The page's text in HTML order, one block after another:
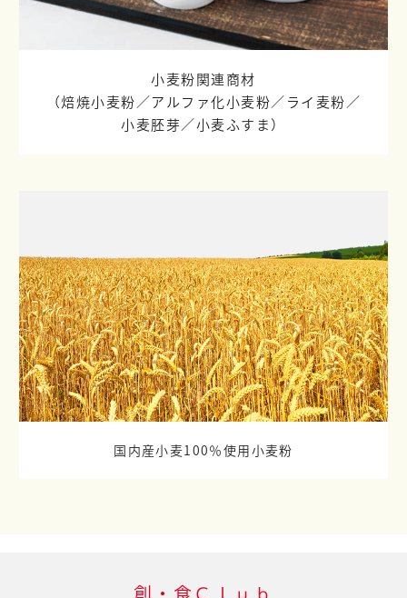
小麦粉関連商材
（焙焼小麦粉／アルファ化小麦粉／ライ麦粉／
小麦胚芽／小麦ふすま）
国内産小麦100％使用小麦粉